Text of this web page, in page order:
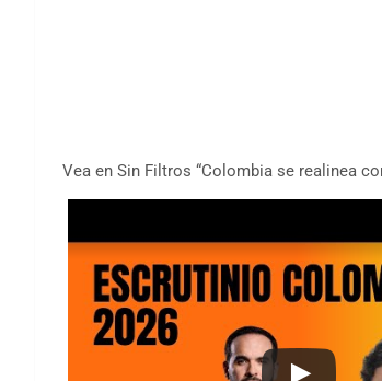
Vea en Sin Filtros “Colombia se realinea